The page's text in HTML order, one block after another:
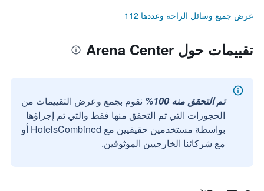
عرض جميع وسائل الراحة وعددها 112
تقييمات حول Arena Center
تم التحقق منه 100%
نقوم بجمع وعرض التقييمات من
الحجوزات التي تم التحقق منها فقط والتي تم إجراؤها
بواسطة مستخدمين حقيقيين مع HotelsCombined أو
مع شركائنا الخارجيين الموثوقين.